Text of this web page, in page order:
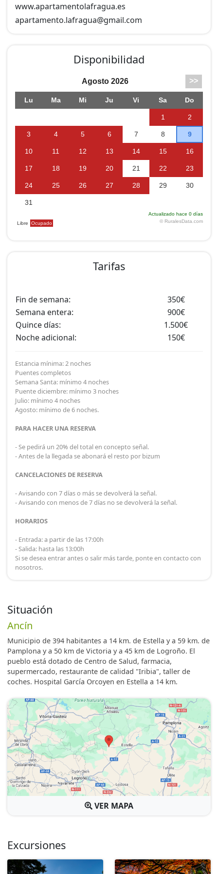
www.apartamentolafragua.es
apartamento.lafragua@gmail.com
Disponibilidad
Situación
Ancín
Municipio de 394 habitantes a 14 km. de Estella y a 59 km. de
Pamplona y a 50 km de Victoria y a 45 km de Logroño. El
pueblo está dotado de Centro de Salud, farmacia,
supermercado, restaurante de calidad "Iribia", taller de
coches. Hospital García Orcoyen en Estella a 14 km.
VER MAPA
Excursiones
Tarifas
Fin de semana:
350€
Semana entera:
900€
Quince días:
1.500€
Noche adicional:
150€
Estancia mínima: 2 noches
Puentes completos
Semana Santa: mínimo 4 noches
Puente diciembre: mínimo 3 noches
Julio: mínimo 4 noches
Agosto: mínimo de 6 noches.
PARA HACER UNA RESERVA
- Se pedirá un 20% del total en concepto señal.
- Antes de la llegada se abonará el resto por bizum
CANCELACIONES DE RESERVA
- Avisando con 7 días o más se devolverá la señal.
- Avisando con menos de 7 días no se devolverá la señal.
HORARIOS
- Entrada: a partir de las 17:00h
- Salida: hasta las 13:00h
Si se desea entrar antes o salir más tarde, ponte en contacto con
nosotros.